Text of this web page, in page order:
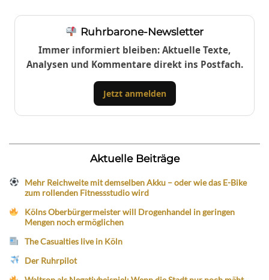
Ruhrbarone-Newsletter
Immer informiert bleiben: Aktuelle Texte,
Analysen und Kommentare direkt ins Postfach.
Jetzt anmelden
Aktuelle Beiträge
Mehr Reichweite mit demselben Akku – oder wie das E-Bike
zum rollenden Fitnessstudio wird
Kölns Oberbürgermeister will Drogenhandel in geringen
Mengen noch ermöglichen
The Casualties live in Köln
Der Ruhrpilot